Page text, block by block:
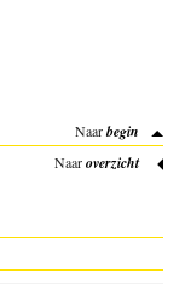
Naarbegin
Naaroverzicht